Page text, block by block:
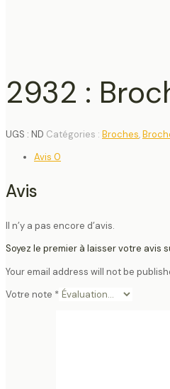
2932 :
UGS : ND Catégories : Broches,
Avis 0
Avis
Il n’y a pas encore d’avis.
Soyez le premier à laisser votre avis
Your email address will not be
Votre note *